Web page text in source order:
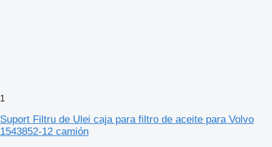
1
Suport Filtru de Ulei caja para filtro de aceite para Volvo
1543852-12 camión